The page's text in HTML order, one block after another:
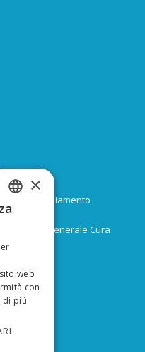
di co-finanziamento
Direzione Generale Cura
ITALIAN
×
web
con
di più